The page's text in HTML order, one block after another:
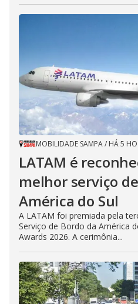
MOBILIDADE SAMPA/ HÁ 5
LATAM é
melhor serviço
América do Sul
A LATAM foi premiada pela
Serviço de Bordo da América
Awards 2026. A cerimônia...